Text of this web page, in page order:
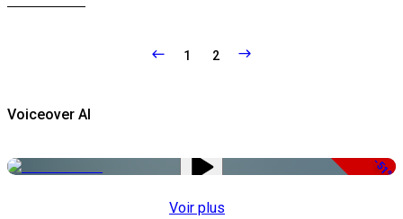
1 2
Voiceover AI
-51%
Voir plus